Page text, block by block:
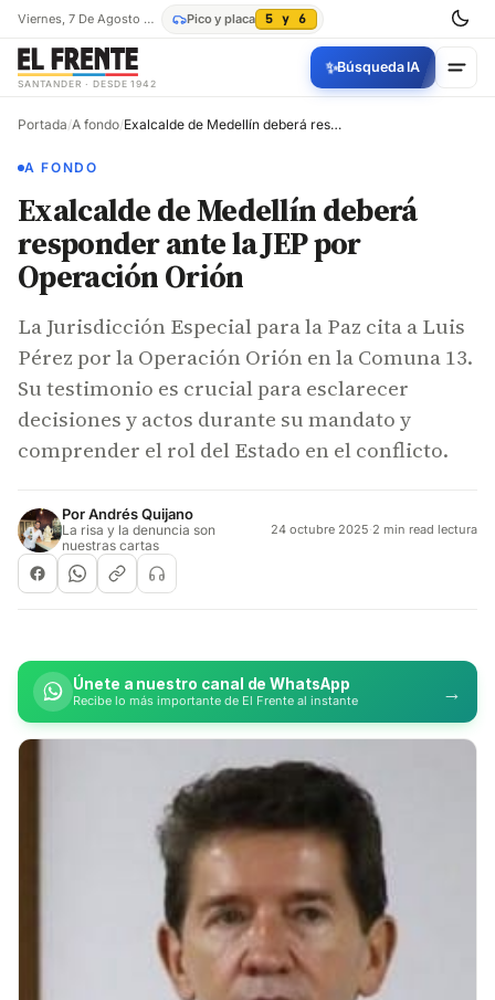
Viernes, 7 De Agosto De 2026 Pico y placa 5 y 6
SANTANDER · DESDE 1942
✨Búsqueda IA
Portada/A fondo/ Exalcalde de Medellín deberá responder ante la JEP por Operación Orión
A FONDO
Exalcalde de Medellín deberá
responder ante la JEP por
Operación Orión
La Jurisdicción Especial para la Paz cita a Luis
Pérez por la Operación Orión en la Comuna 13.
Su testimonio es crucial para esclarecer
decisiones y actos durante su mandato y
comprender el rol del Estado en el conflicto.
PorAndrés Quijano
La risa y la denuncia son
nuestras cartas
24 octubre 2025·2 min read lectura
Únete a nuestro canal de WhatsApp
Recibe lo más importante de El Frente al instante →